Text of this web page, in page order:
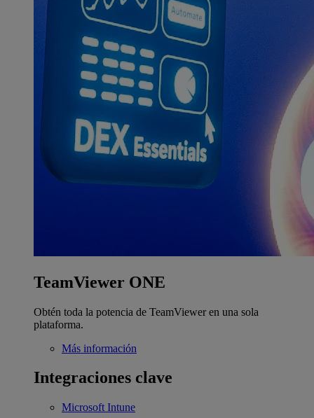
TeamViewer ONE
Obtén toda la potencia de TeamViewer en una sola
plataforma.
Más información
Integraciones clave
Microsoft Intune